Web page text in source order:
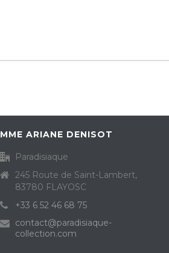
MME ARIANE DENISOT
Paradisiaque
245 Route de Saint-Lambert,
83780 FLAYOSC
+33 6 52 46 68 75
contact@paradisiaque-
collection.com